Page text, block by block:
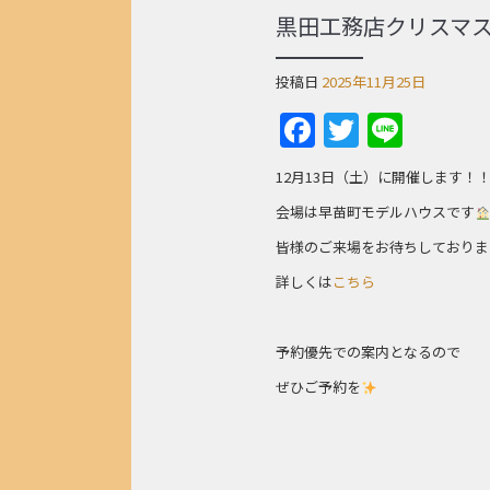
黒田工務店クリスマ
投稿日 2025年11月25日
Facebook
Twitter
12月13日（土）に開催します！
会場は早苗町モデルハウスです
皆様のご来場をお待ちしておりま
詳しくはこちら
予約優先での案内となるので
ぜひご予約を